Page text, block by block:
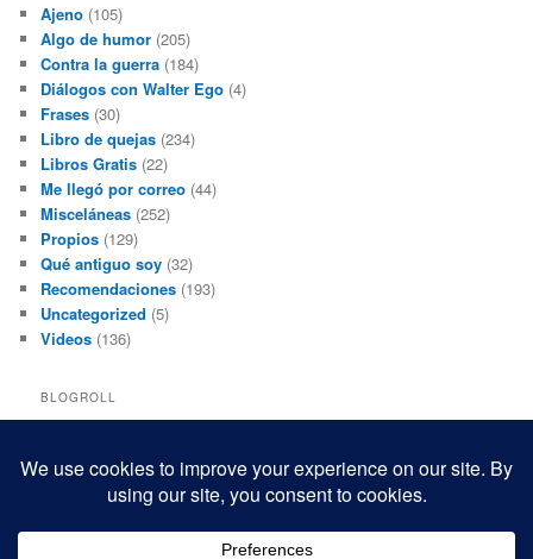
Ajeno (105)
Algo de humor (205)
Contra la guerra (184)
Diálogos con Walter Ego (4)
Frases (30)
Libro de quejas (234)
Libros Gratis (22)
Me llegó por correo (44)
Misceláneas (252)
Propios (129)
Qué antiguo soy (32)
Recomendaciones (193)
Uncategorized (5)
Videos (136)
BLOGROLL
Black and White Power
Mis macrofotografías
Teresita Rivas